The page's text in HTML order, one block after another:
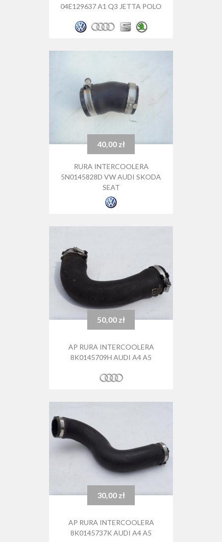
04E129637 A1 Q3 JETTA POLO
Cena
40,00 zł
RURA INTERCOOLERA
5N0145828D VW AUDI SKODA
SEAT
Cena
50,00 zł
AP RURA INTERCOOLERA
8K0145709H AUDI A4 A5
Cena30,00 zł
AP RURA INTERCOOLERA
8K0145737K AUDI A4 A5